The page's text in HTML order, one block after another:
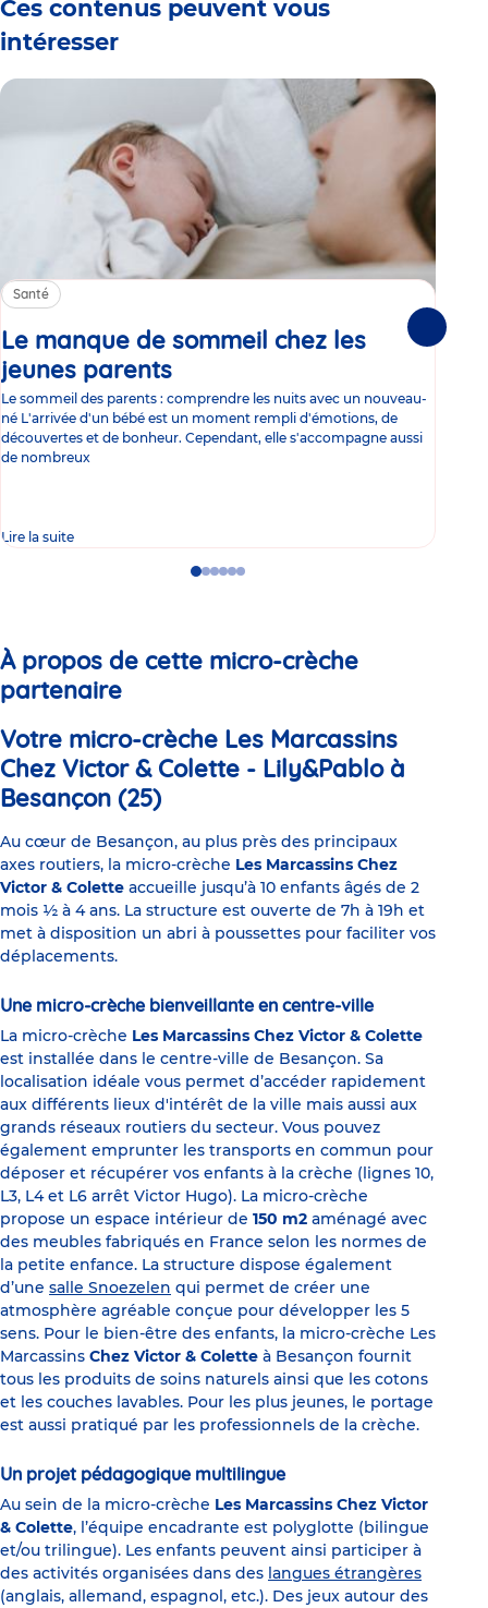
Ces contenus peuvent vous
intéresser
Santé
Le manque de sommeil chez les
jeunes parents
Le sommeil des parents : comprendre les nuits avec un nouveau-
né L'arrivée d'un bébé est un moment rempli d'émotions, de
découvertes et de bonheur. Cependant, elle s'accompagne aussi
de nombreux
Lire la suite
GoGoGoGo
GoGo
À propos de cette micro-crèche
partenaire
Votre micro-crèche Les Marcassins
Chez Victor & Colette - Lily&Pablo à
Besançon (25)
Au cœur de Besançon, au plus près des principaux
axes routiers, la micro-crèche Les Marcassins Chez
Victor & Colette accueille jusqu’à 10 enfants âgés de 2
mois ½ à 4 ans. La structure est ouverte de 7h à 19h et
met à disposition un abri à poussettes pour faciliter vos
déplacements.
Une micro-crèche bienveillante en centre-ville
La micro-crèche Les Marcassins Chez Victor & Colette
est installée dans le centre-ville de Besançon. Sa
localisation idéale vous permet d’accéder rapidement
aux différents lieux d'intérêt de la ville mais aussi aux
grands réseaux routiers du secteur. Vous pouvez
également emprunter les transports en commun pour
déposer et récupérer vos enfants à la crèche (lignes 10,
L3, L4 et L6 arrêt Victor Hugo). La micro-crèche
propose un espace intérieur de 150 m2 aménagé avec
des meubles fabriqués en France selon les normes de
la petite enfance. La structure dispose également
d’une salle Snoezelen qui permet de créer une
atmosphère agréable conçue pour développer les 5
sens. Pour le bien-être des enfants, la micro-crèche Les
Marcassins Chez Victor & Colette à Besançon fournit
tous les produits de soins naturels ainsi que les cotons
et les couches lavables. Pour les plus jeunes, le portage
est aussi pratiqué par les professionnels de la crèche.
Un projet pédagogique multilingue
Au sein de la micro-crèche Les Marcassins Chez Victor
& Colette, l’équipe encadrante est polyglotte (bilingue
et/ou trilingue). Les enfants peuvent ainsi participer à
des activités organisées dans des langues étrangères
(anglais, allemand, espagnol, etc.). Des jeux autour des